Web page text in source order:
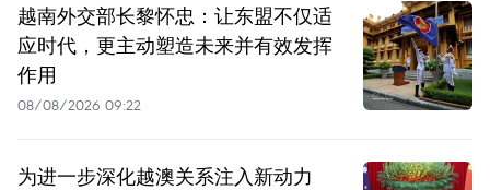
越南外交部长黎怀忠：让东盟不仅适
应时代，更主动塑造未来并有效发挥
作用
08/08/2026 09:22
为进一步深化越澳关系注入新动力